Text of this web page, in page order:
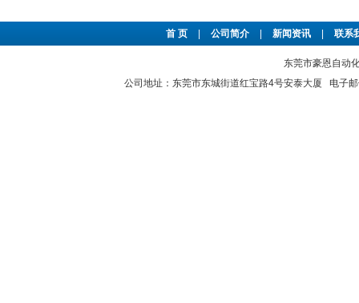
首 页 公司简介 新闻资讯 联系
东莞市豪恩自动
公司地址：东莞市东城街道红宝路4号安泰大厦 电子